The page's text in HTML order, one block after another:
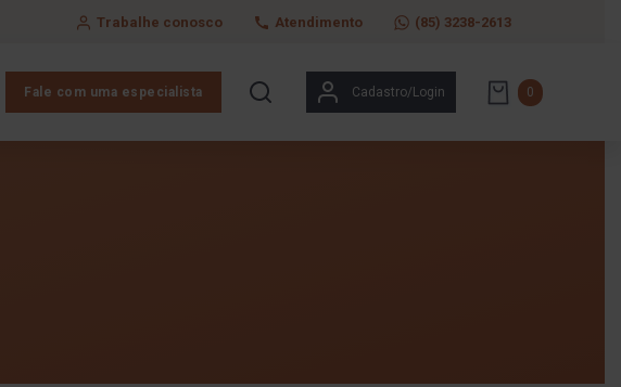
Trabalhe conosco Atendimento (85) 3238-2613
Fale com uma especialista Cadastro/Login 0